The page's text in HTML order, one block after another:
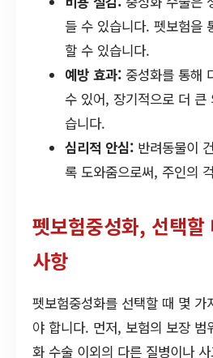
들 수 있습니다. 펫보험을
할 수 있습니다.
예방 효과: 중성화를 통해
수 있어, 장기적으로 더 큰
습니다.
심리적 안심: 반려동물이
록 도와줌으로써, 주인의
펫보험중성화, 선택
사항
펫보험중성화를 선택할 때 몇 가
야 합니다. 먼저, 보험의 보장 범
화 수술 이외의 다른 질병이나